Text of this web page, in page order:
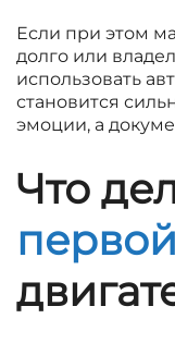
Если при этом
долго или
использовать
становится
эмоции, а
Что